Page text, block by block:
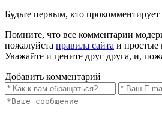
Будьте первым, кто прокомментирует
Помните, что все комментарии
пожалуйста правила сайта и простые
Уважайте и цените друг друга, и,
Добавить комментарий